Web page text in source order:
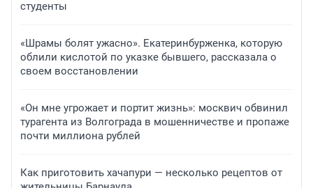
студенты
«Шрамы болят ужасно». Екатеринбурженка, которую
облили кислотой по указке бывшего, рассказала о
своем восстановлении
«Он мне угрожает и портит жизнь»: москвич обвинил
турагента из Волгограда в мошенничестве и пропаже
почти миллиона рублей
Как приготовить хачапури — несколько рецептов от